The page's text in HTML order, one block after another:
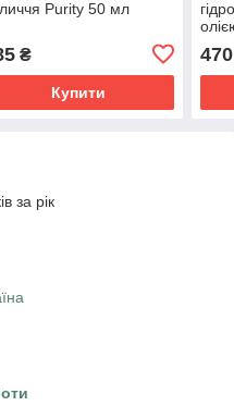
Purity 50 мл
₴
Купити
470
за рік